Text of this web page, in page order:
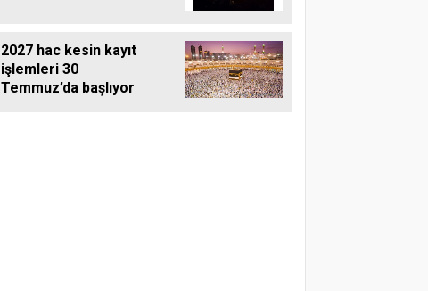
2027 hac kesin kayıt
işlemleri 30
Temmuz’da başlıyor